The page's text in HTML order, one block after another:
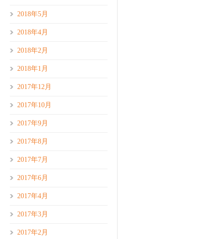
2018年5月
2018年4月
2018年2月
2018年1月
2017年12月
2017年10月
2017年9月
2017年8月
2017年7月
2017年6月
2017年4月
2017年3月
2017年2月